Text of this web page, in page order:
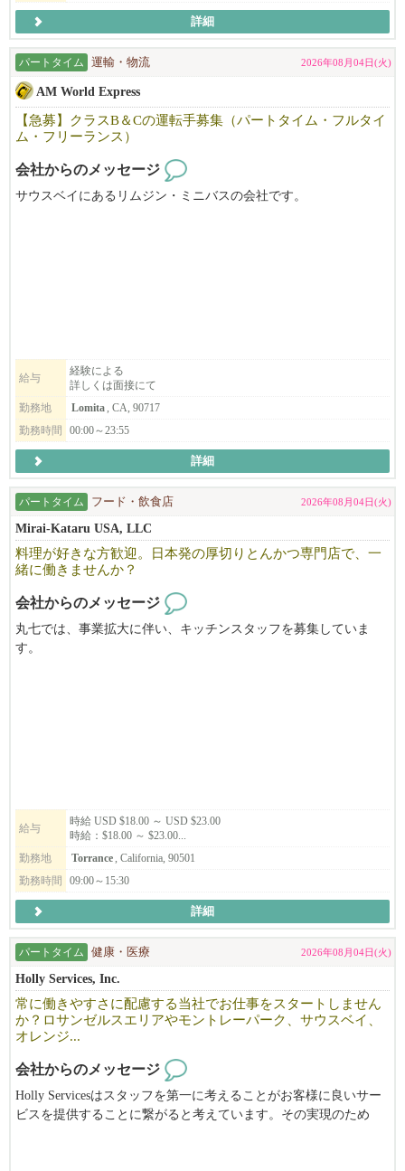
詳細
パートタイム 運輸・物流 2026年08月04日(火)
AM World Express
【急募】クラスB＆Cの運転手募集（パートタイム・フルタイ
ム・フリーランス）
会社からのメッセージ
サウスベイにあるリムジン・ミニバスの会社です。
給与
経験による
詳しくは面接にて
勤務地
Lomita , CA, 90717
勤務時間
00:00～23:55
詳細
パートタイム フード・飲食店 2026年08月04日(火)
Mirai-Kataru USA, LLC
料理が好きな方歓迎。日本発の厚切りとんかつ専門店で、一
緒に働きませんか？
会社からのメッセージ
丸七では、事業拡大に伴い、キッチンスタッフを募集していま
す。
スタッフ同士が協力し合い、それぞれの経験や意見を尊重しなが
ら、より良いお店づくりを目指しています。
腰を据えて長く働きたい方、責任を持って仕事に取り組める方
と、一緒に働けることを楽しみにしています。
給与
時給 USD $18.00 ～ USD $23.00
時給：$18.00 ～ $23.00...
勤務地
Torrance, California, 90501
勤務時間
09:00～15:30
詳細
パートタイム 健康・医療 2026年08月04日(火)
Holly Services, Inc.
常に働きやすさに配慮する当社でお仕事をスタートしません
か？ロサンゼルスエリアやモントレーパーク、サウスベイ、
オレンジ...
会社からのメッセージ
Holly Servicesはスタッフを第一に考えることがお客様に良いサー
ビスを提供することに繋がると考えています。その実現のため